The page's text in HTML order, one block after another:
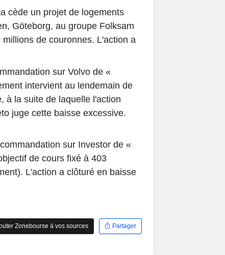
cède un projet de logements
Göteborg, au groupe Folksam
de couronnes. L'action a
sur Volvo de «
intervient au lendemain de
à la suite de laquelle l'action
juge cette baisse excessive.
sur Investor de «
de cours fixé à 403
L'action a clôturé en baisse
Zonebourse à vos sources Partager